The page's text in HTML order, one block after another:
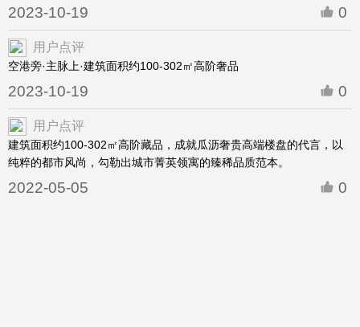
2023-10-19 0
用户点评
空港旁·主脉上·建筑面积约100-302㎡高阶奢品
2023-10-19 0
用户点评
建筑面积约100-302㎡高阶藏品，成就瓜沥奢贵高端楼盘的代言，以
纯粹的都市风尚，勾勒出城市菁英领寓的臻稀品质范本。
2022-05-05 0